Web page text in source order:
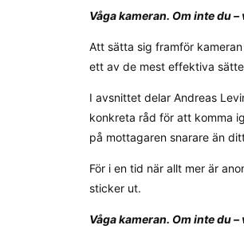
Våga kameran. Om inte du
Att sätta sig framför
ett av de mest effektiva
I avsnittet delar Andreas
konkreta råd för att komma
på mottagaren snarare än
För i en tid när allt mer är
sticker ut.
Våga kameran. Om inte du